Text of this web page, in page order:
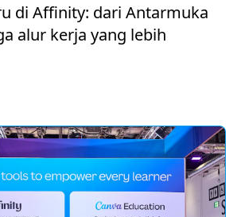
di Affinity: dari Antarmuka
alur kerja yang lebih